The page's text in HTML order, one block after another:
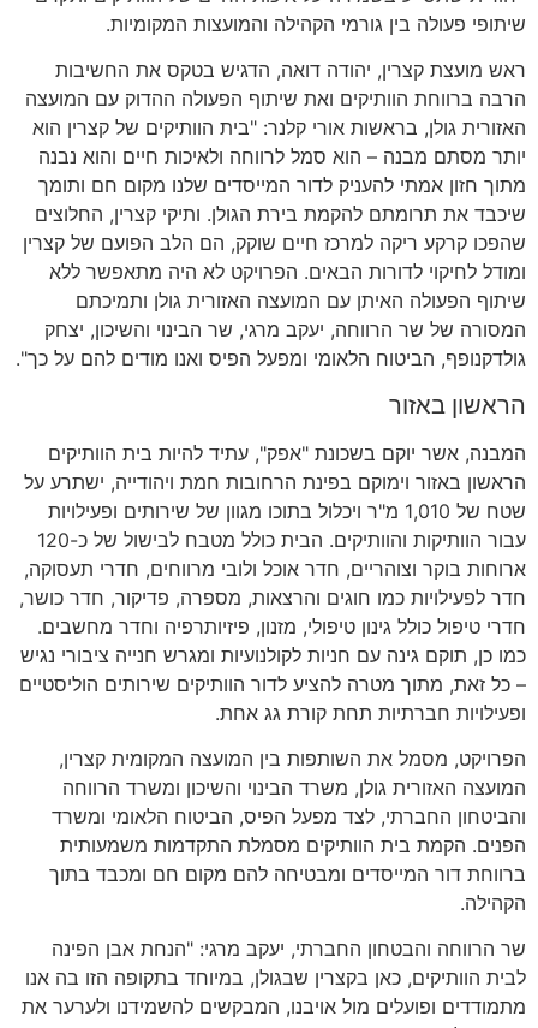
שיתופי פעולה בין גורמי הקהילה והמועצות המקומיות.
ראש מועצת קצרין, יהודה דואה, הדגיש בטקס את החשיבות
הרבה ברווחת הוותיקים ואת שיתוף הפעולה ההדוק עם המועצה
האזורית גולן, בראשות אורי קלנר: "בית הוותיקים של קצרין הוא
יותר מסתם מבנה – הוא סמל לרווחה ולאיכות חיים והוא נבנה
מתוך חזון אמתי להעניק לדור המייסדים שלנו מקום חם ותומך
שיכבד את תרומתם להקמת בירת הגולן. ותיקי קצרין, החלוצים
שהפכו קרקע ריקה למרכז חיים שוקק, הם הלב הפועם של קצרין
ומודל לחיקוי לדורות הבאים. הפרויקט לא היה מתאפשר ללא
שיתוף הפעולה האיתן עם המועצה האזורית גולן ותמיכתם
המסורה של שר הרווחה, יעקב מרגי, שר הבינוי והשיכון, יצחק
גולדקנופף, הביטוח הלאומי ומפעל הפיס ואנו מודים להם על כך".
הראשון באזור
המבנה, אשר יוקם בשכונת "אפק", עתיד להיות בית הוותיקים
הראשון באזור וימוקם בפינת הרחובות חמת ויהודייה, ישתרע על
שטח של 1,010 מ"ר ויכלול בתוכו מגוון של שירותים ופעילויות
עבור הוותיקות והוותיקים. הבית כולל מטבח לבישול של כ-120
ארוחות בוקר וצוהריים, חדר אוכל ולובי מרווחים, חדרי תעסוקה,
חדר לפעילויות כמו חוגים והרצאות, מספרה, פדיקור, חדר כושר,
חדרי טיפול כולל גינון טיפולי, מזנון, פיזיותרפיה וחדר מחשבים.
כמו כן, תוקם גינה עם חניות לקולנועיות ומגרש חנייה ציבורי נגיש
– כל זאת, מתוך מטרה להציע לדור הוותיקים שירותים הוליסטיים
ופעילויות חברתיות תחת קורת גג אחת.
הפרויקט, מסמל את השותפות בין המועצה המקומית קצרין,
המועצה האזורית גולן, משרד הבינוי והשיכון ומשרד הרווחה
והביטחון החברתי, לצד מפעל הפיס, הביטוח הלאומי ומשרד
הפנים. הקמת בית הוותיקים מסמלת התקדמות משמעותית
ברווחת דור המייסדים ומבטיחה להם מקום חם ומכבד בתוך
הקהילה.
שר הרווחה והבטחון החברתי, יעקב מרגי: "הנחת אבן הפינה
לבית הוותיקים, כאן בקצרין שבגולן, במיוחד בתקופה הזו בה אנו
מתמודדים ופועלים מול אויבנו, המבקשים להשמידנו ולערער את